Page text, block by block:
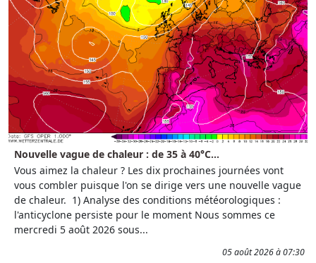
Nouvelle vague de chaleur : de 35 à 40°C...
Vous aimez la chaleur ? Les dix prochaines journées vont
vous combler puisque l'on se dirige vers une nouvelle vague
de chaleur. 1) Analyse des conditions météorologiques :
l'anticyclone persiste pour le moment Nous sommes ce
mercredi 5 août 2026 sous...
05 août 2026 à 07:30